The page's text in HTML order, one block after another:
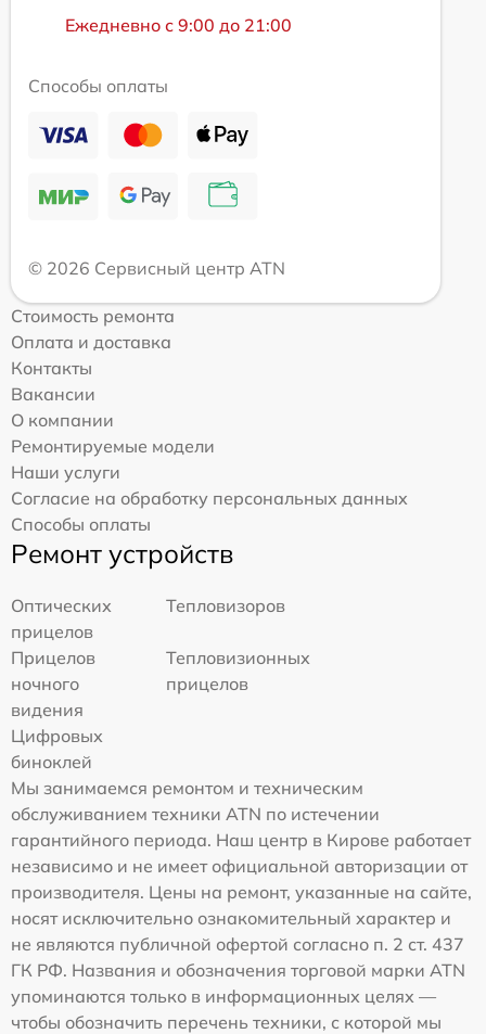
Ежедневно с 9:00 до 21:00
Способы оплаты
© 2026 Сервисный центр ATN
Стоимость ремонта
Оплата и доставка
Контакты
Вакансии
О компании
Ремонтируемые модели
Наши услуги
Согласие на обработку персональных данных
Способы оплаты
Ремонт устройств
Оптических
прицелов
Тепловизоров
Прицелов
ночного
видения
Тепловизионных
прицелов
Цифровых
биноклей
Мы занимаемся ремонтом и техническим
обслуживанием техники ATN по истечении
гарантийного периода. Наш центр в Кирове работает
независимо и не имеет официальной авторизации от
производителя. Цены на ремонт, указанные на сайте,
носят исключительно ознакомительный характер и
не являются публичной офертой согласно п. 2 ст. 437
ГК РФ. Названия и обозначения торговой марки ATN
упоминаются только в информационных целях —
чтобы обозначить перечень техники, с которой мы